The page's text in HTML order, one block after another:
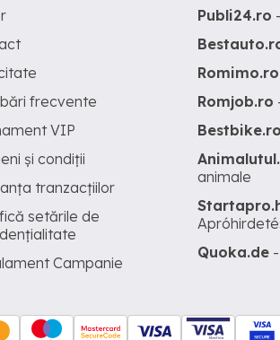
frecvente
VIP
și condiții
tranzacțiilor
setările de
Campanie
Publi24.ro
Romimo.ro
Romjob.ro
Bestbike.ro
animale
Quoka.de